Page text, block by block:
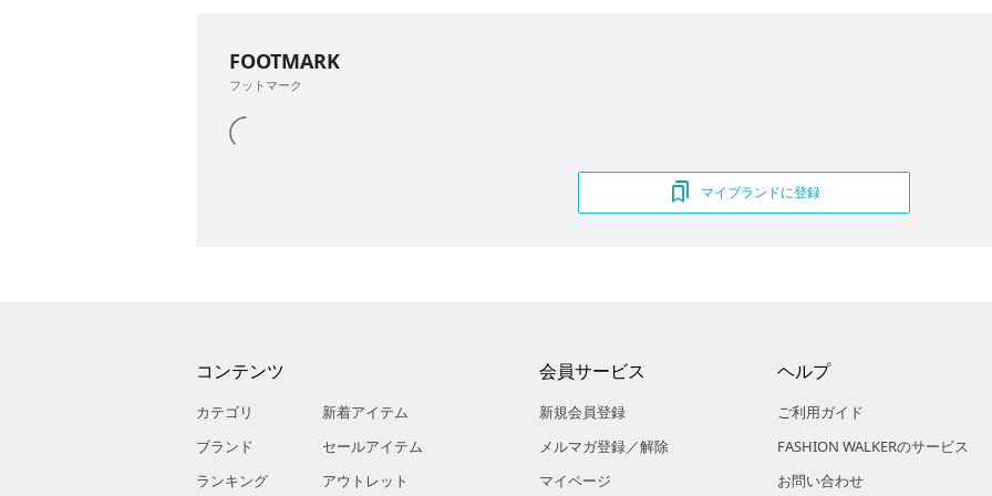
FOOTMARK
フットマーク
マイブランドに登録
コンテンツ
カテゴリ
ブランド
ランキング
新着アイテム
セールアイテム
アウトレット
会員サービス
新規会員登録
メルマガ登録／解除
マイページ
ヘルプ
ご利用ガイド
FASHION WALKERのサービス
お問い合わせ